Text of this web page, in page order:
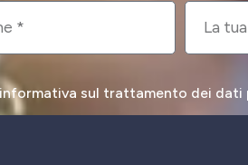
sul trattamento dei dati